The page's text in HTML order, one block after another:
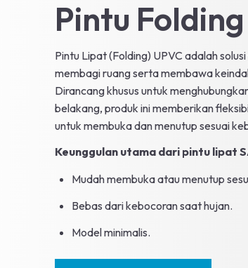
Pintu
Pintu Lipat (Folding) UPVC adalah
membagi ruang serta membawa
Dirancang khusus untuk
belakang, produk ini memberikan
untuk membuka dan menutup sesuai
Keunggulan utama dari pintu lipat
Mudah membuka atau menutup
Bebas dari kebocoran saat hujan.
Model minimalis.